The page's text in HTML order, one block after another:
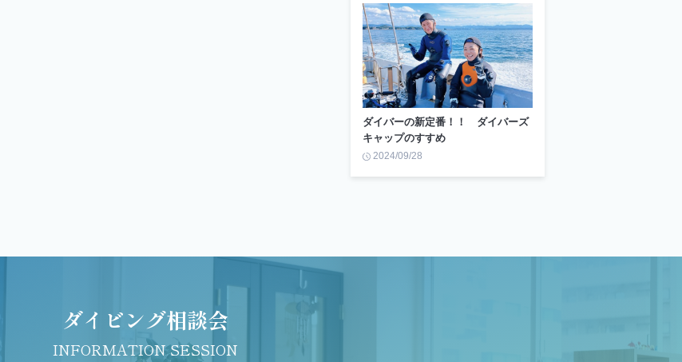
ダイバーの新定番！！ ダイバーズ
キャップのすすめ
2024/09/28
ダイビング相談会
INFORMATION SESSION